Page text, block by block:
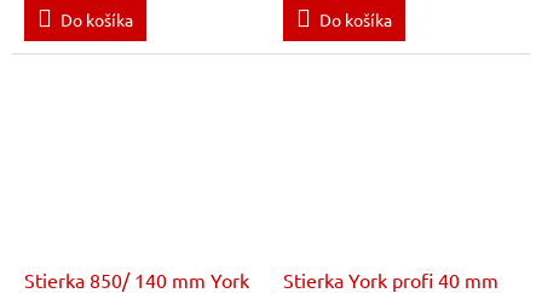
Do košíka
Do košíka
Stierka 850/ 140 mm York Stierka York profi 40 mm